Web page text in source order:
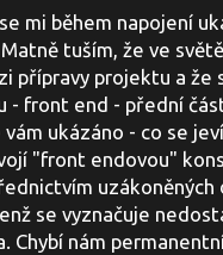
mi během napojení
tuším, že ve
přípravy projektu a
- front end - přední
ukázáno - co se
"front endovou"
se vyznačuje
Chybí nám